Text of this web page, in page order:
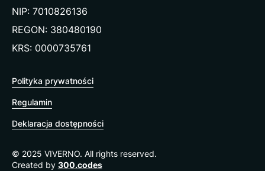
NIP: 7010826136
REGON: 380480190
KRS: 0000735761
© 2025 VIVERNO. All rights reserved.
Created by 300.codes
Polityka prywatności
Regulamin
Deklaracja dostępności